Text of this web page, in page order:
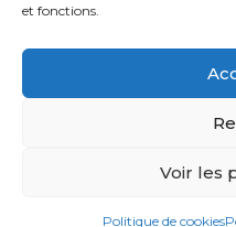
et fonctions.
Voir les
Politique de cookies
SOURDS ET